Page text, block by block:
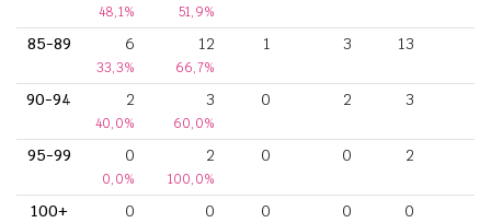
48,1% 51,9%
85-89 6
33,3%
12
66,7%
1 3 13
90-94 2
40,0%
3
60,0%
0 2 3
95-99 0
0,0%
2
100,0%
0 0 2
100+ 0 0 0 0 0